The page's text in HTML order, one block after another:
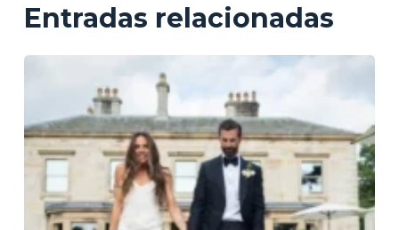
Entradas relacionadas